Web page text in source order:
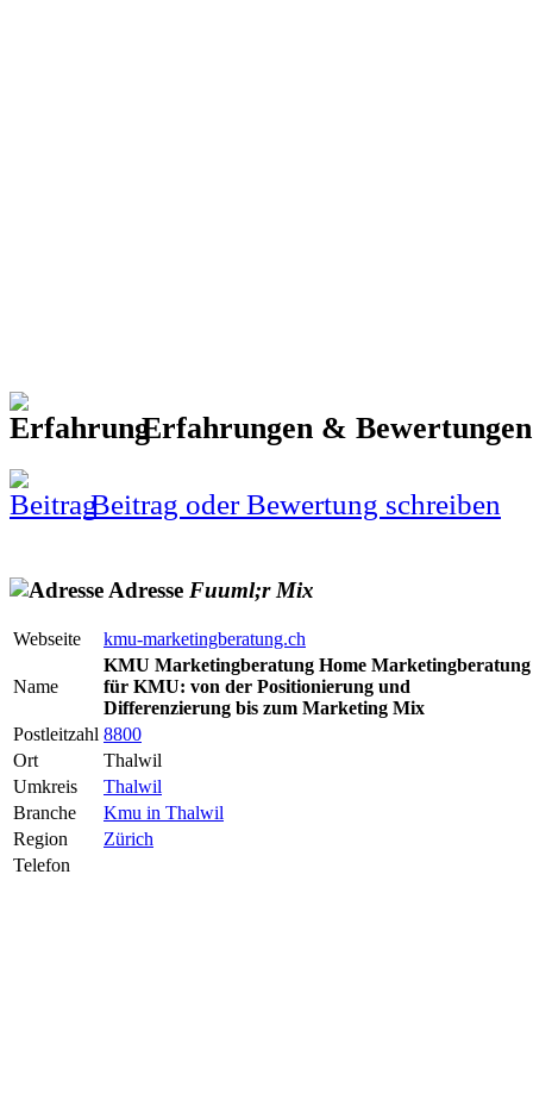
Erfahrungen &
Beitrag oder Bewertung schreiben
Adresse Fuuml;r Mix
Webseite kmu-marketingberatung.ch
Name
KMU Marketingberatung Home Marketingberatung
für KMU: von der Positionierung und
Differenzierung bis zum Marketing Mix
Postleitzahl 8800
Ort
Thalwil
Umkreis
Thalwil
Branche
Kmu in Thalwil
Region
Zürich
Telefon